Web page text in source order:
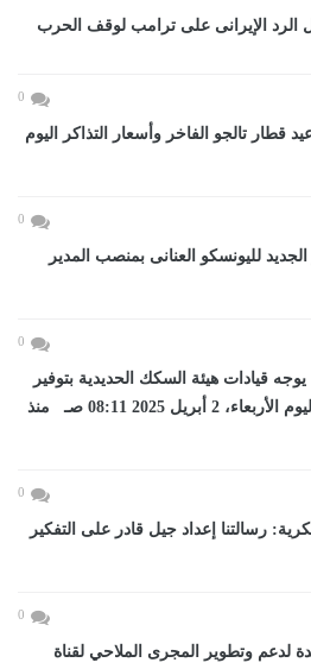
الإيرانى على ترامب لوقف الحرب
0
قطار تالجو الفاخر وأسعار التذاكر اليوم
0
لليونسكو العنانى بمنصب المدير
0
قيادات هيئة السكك الحديدية بتوفير
أماكن في رحلات...اليوم الأربعاء، 2 أبريل 2025 08:11 صـ منذ
0
رسالتنا إعداد جيل قادر على التفكير
0
لدعم وتطوير المجرى الملاحي لقناة